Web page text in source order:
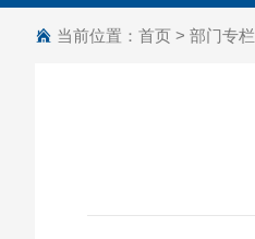
当前位置： 首页 > 部门专栏